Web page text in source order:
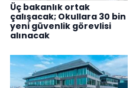
Üç bakanlık ortak
çalışacak; Okullara 30 bin
yeni güvenlik görevlisi
alınacak